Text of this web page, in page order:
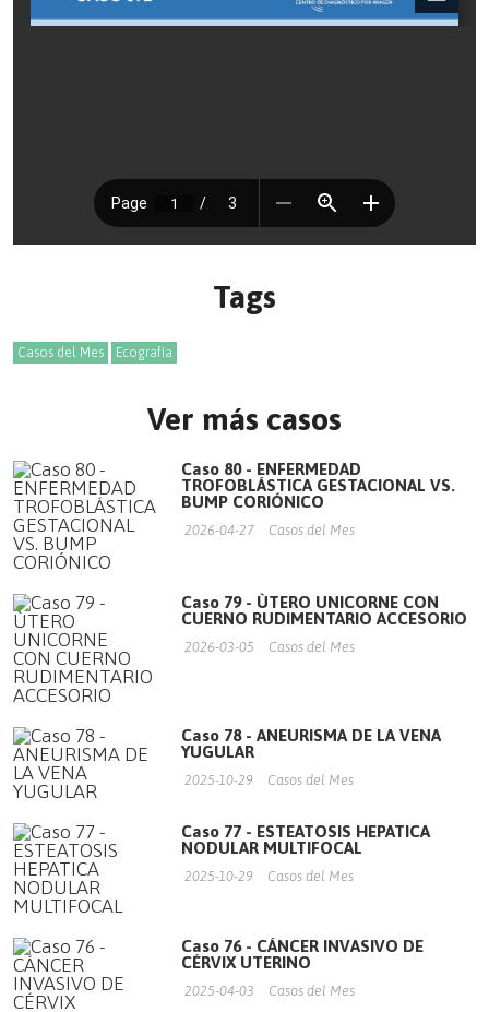
Tags
Casos del Mes Ecografía
Ver más casos
Caso 80 - ENFERMEDAD
TROFOBLÁSTICA GESTACIONAL VS.
BUMP CORIÓNICO
2026-04-27 Casos del Mes
Caso 79 - ÙTERO UNICORNE CON
CUERNO RUDIMENTARIO ACCESORIO
2026-03-05 Casos del Mes
Caso 78 - ANEURISMA DE LA VENA
YUGULAR
2025-10-29 Casos del Mes
Caso 77 - ESTEATOSIS HEPATICA
NODULAR MULTIFOCAL
2025-10-29 Casos del Mes
Caso 76 - CÁNCER INVASIVO DE
CÉRVIX UTERINO
2025-04-03 Casos del Mes